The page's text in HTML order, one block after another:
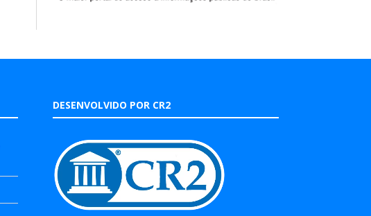
DESENVOLVIDO POR CR2